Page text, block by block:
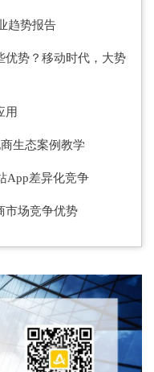
趋势报告
优势？ 移动时代，大势
用
生态案例教学
App差异化竞争
市场竞争优势